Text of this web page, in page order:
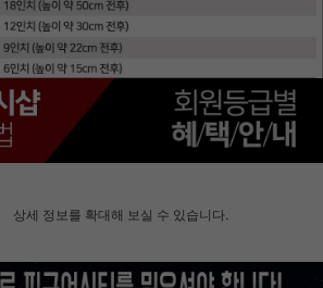
상세 정보를 확대해 보실 수 있습니다.